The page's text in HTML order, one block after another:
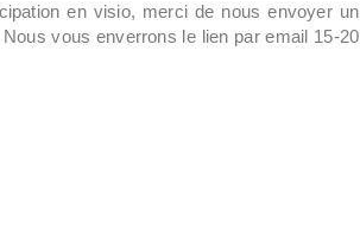
en visio, merci de nous envoyer un
vous enverrons le lien par email 15-20